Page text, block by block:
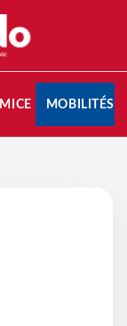
MICE MOBILITÉS